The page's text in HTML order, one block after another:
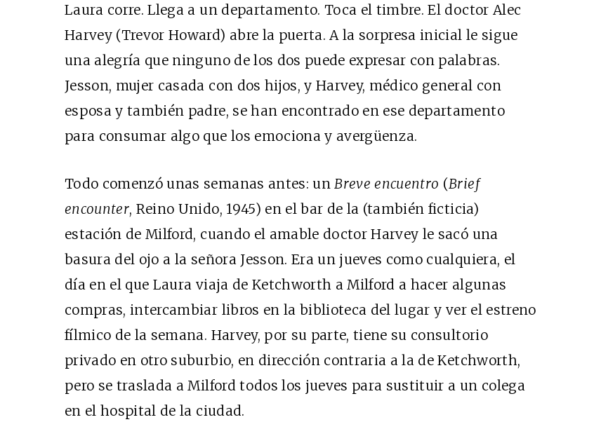
Laura corre. Llega a un departamento. Toca el timbre. El doctor Alec
Harvey (Trevor Howard) abre la puerta. A la sorpresa inicial le sigue
una alegría que ninguno de los dos puede expresar con palabras.
Jesson, mujer casada con dos hijos, y Harvey, médico general con
esposa y también padre, se han encontrado en ese departamento
para consumar algo que los emociona y avergüenza.
Todo comenzó unas semanas antes: un Breve encuentro (Brief
encounter, Reino Unido, 1945) en el bar de la (también ficticia)
estación de Milford, cuando el amable doctor Harvey le sacó una
basura del ojo a la señora Jesson. Era un jueves como cualquiera, el
día en el que Laura viaja de Ketchworth a Milford a hacer algunas
compras, intercambiar libros en la biblioteca del lugar y ver el estreno
fílmico de la semana. Harvey, por su parte, tiene su consultorio
privado en otro suburbio, en dirección contraria a la de Ketchworth,
pero se traslada a Milford todos los jueves para sustituir a un colega
en el hospital de la ciudad.